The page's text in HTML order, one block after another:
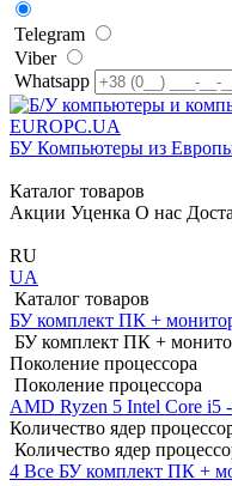
Telegram
Viber
Whatsapp
EUROPC.UA
БУ Компьютеры из
Каталог товаров
Акции Уценка О нас
RU
UA
Каталог товаров
БУ комплект ПК +
БУ комплект ПК +
Поколение процессора
Поколение процессора
AMD Ryzen 5 Intel Core i5
Количество ядер
Количество ядер
4 Все БУ комплект ПК +